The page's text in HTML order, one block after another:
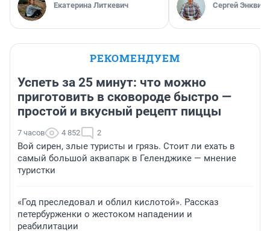
Екатерина Литкевич Сергей Энквист
РЕКОМЕНДУЕМ
Успеть за 25 минут: что можно
приготовить в сковороде быстро —
простой и вкусный рецепт пиццы
7 часов 4 852 2
Вой сирен, злые туристы и грязь. Стоит ли ехать в
самый большой аквапарк в Геленджике — мнение
туристки
«Год преследовал и облил кислотой». Рассказ
петербурженки о жестоком нападении и
реабилитации